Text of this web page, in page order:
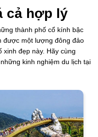
cả hợp lý
thành phố cổ kính bậc
được một lượng đông đảo
xinh đẹp này. Hãy cùng
kinh nghiệm du lịch tại